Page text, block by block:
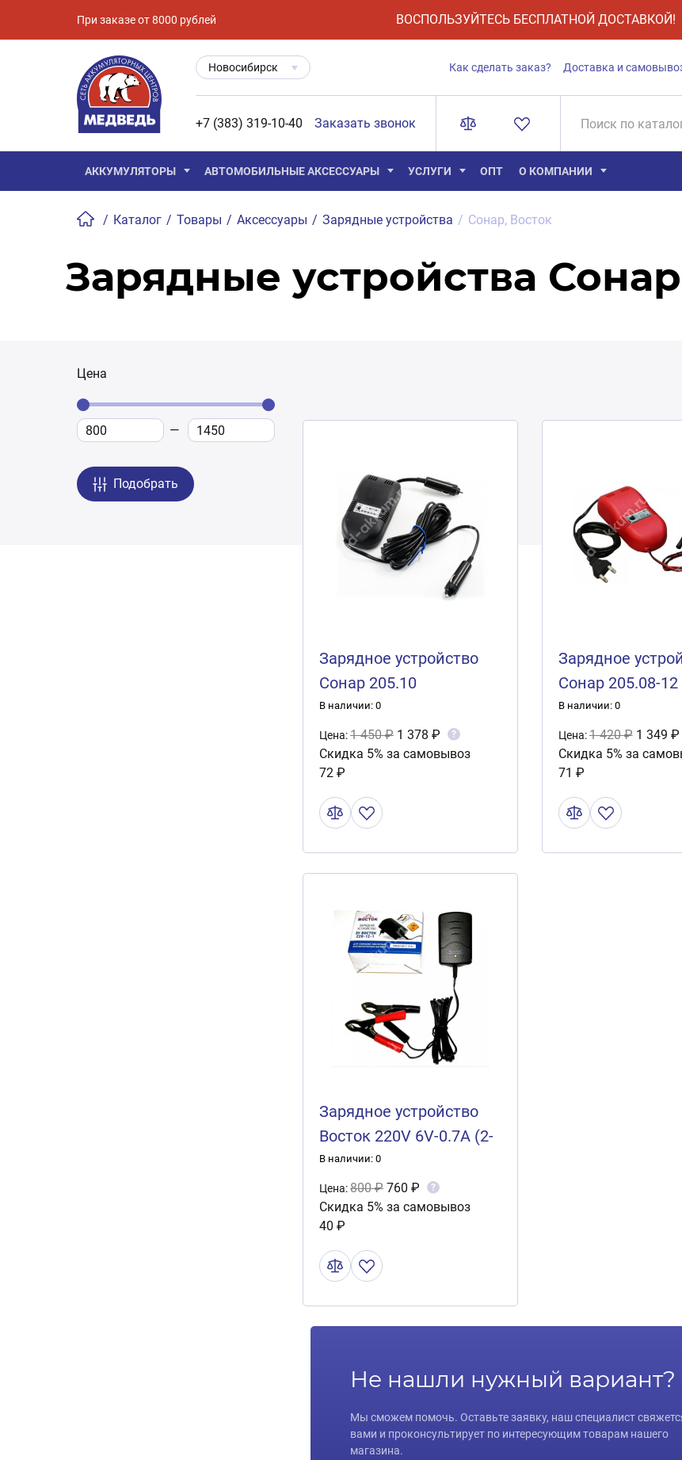
При заказе от 8000 рублей ВОСПОЛЬЗУЙТЕСЬ БЕСПЛАТНОЙ ДОСТАВКОЙ!
Новосибирск Как сделать заказ? Доставка и
+7 (383) 319-10-40 Заказать звонок
АККУМУЛЯТОРЫ АВТОМОБИЛЬНЫЕ АКСЕССУАРЫ УСЛУГИ ОПТ О КОМПАНИИ
/ Каталог / Товары / Аксессуары / Зарядные устройства / Сонар, Восток
Зарядные устройства
Цена
Подобрать
Зарядное устройство
Сонар 205.10
В наличии: 0
Цена:1 450 ₽ 1 378 ₽ ?
Скидка 5% за самовывоз
72 ₽
Зарядное
Сонар 205.08-12
В наличии: 0
Цена:1 420 ₽ 1 349 ₽
Скидка 5% за
71 ₽
Зарядное устройство
Восток 220V 6V-0.7A (2-
12А/Ч)
В наличии: 0
Цена:800 ₽ 760 ₽ ?
Скидка 5% за самовывоз
40 ₽
Не нашли нужный вариант?
Мы сможем помочь. Оставьте заявку, наш специалист
вами и проконсультирует по интересующим товарам нашего
магазина.